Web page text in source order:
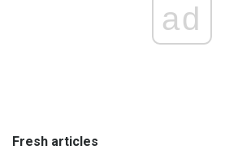
ad
Fresh articles